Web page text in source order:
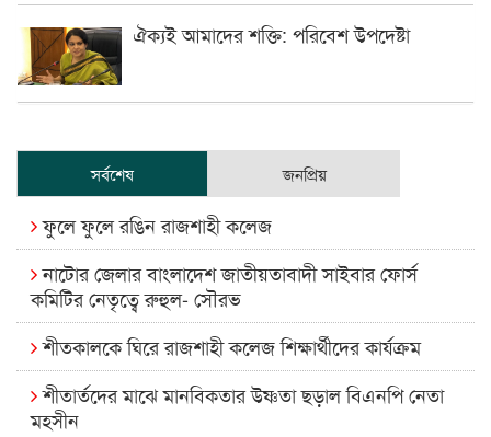
ঐক্যই আমাদের শক্তি: পরিবেশ উপদেষ্টা
সর্বশেষ জনপ্রিয়
ফুলে ফুলে রঙিন রাজশাহী কলেজ
নাটোর জেলার বাংলাদেশ জাতীয়তাবাদী সাইবার ফোর্স
কমিটির নেতৃত্বে রুহুল- সৌরভ
শীতকালকে ঘিরে রাজশাহী কলেজ শিক্ষার্থীদের কার্যক্রম
শীতার্তদের মাঝে মানবিকতার উষ্ণতা ছড়াল বিএনপি নেতা
মহসীন